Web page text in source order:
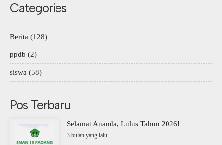
Categories
Berita (128)
ppdb (2)
siswa (58)
Pos Terbaru
Selamat Ananda, Lulus Tahun 2026!
3 bulan yang lalu